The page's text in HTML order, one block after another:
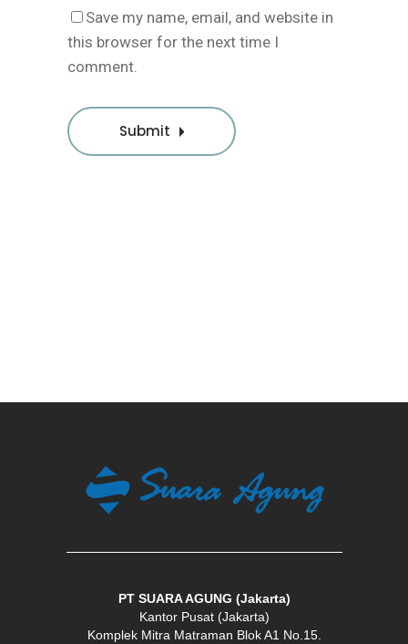
Save my name, email, and website in
this browser for the next time I
comment.
Submit
PT SUARA AGUNG (Jakarta)
Kantor Pusat (Jakarta)
Komplek Mitra Matraman Blok A1 No.15.